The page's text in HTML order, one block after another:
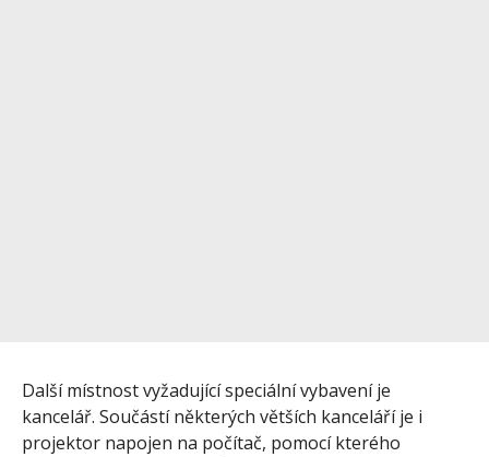
Další místnost vyžadující speciální vybavení je
kancelář. Součástí některých větších kanceláří je i
projektor napojen na počítač, pomocí kterého